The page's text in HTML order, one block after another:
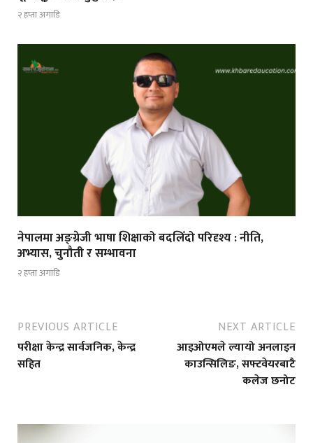
२ हप्ता अगाडि
नेपालमा अङ्ग्रेजी भाषा शिक्षाको बदलिँदो परिदृश्य : नीति,
अभ्यास, चुनौती र सम्भावना
२ हप्ता अगाडि
PREVIOUS ARTICLE
परीक्षा केन्द्र सार्वजनिक, केन्द्र
सहित
NEXT ARTICLE
आइओएमले ल्यायो अनलाइन
काउन्सिलिङ, सफ्टवेयरबाटै
कलेज छनोट